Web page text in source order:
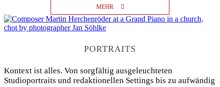
MEHR
PORTRAITS
Kontext ist alles. Von sorgfältig ausgeleuchteten
Studioportraits und redaktionellen Settings bis zu aufwändig